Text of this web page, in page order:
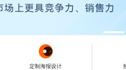
定制海报设计